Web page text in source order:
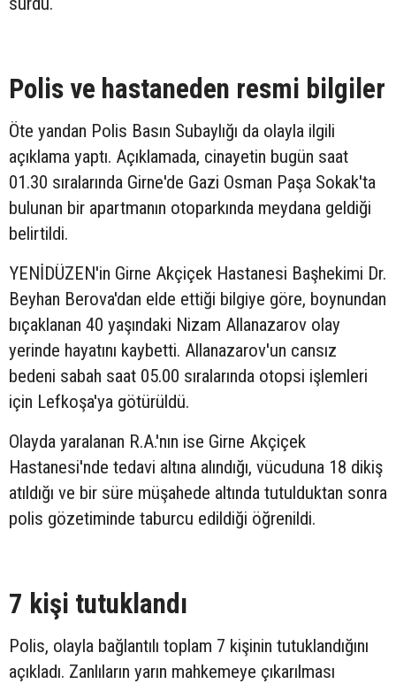
Polis ve hastaneden resmi bilgiler
Öte yandan Polis Basın Subaylığı da olayla ilgili
açıklama yaptı. Açıklamada, cinayetin bugün saat
01.30 sıralarında Girne'de Gazi Osman Paşa Sokak'ta
bulunan bir apartmanın otoparkında meydana geldiği
belirtildi.
YENİDÜZEN'in Girne Akçiçek Hastanesi Başhekimi Dr.
Beyhan Berova'dan elde ettiği bilgiye göre, boynundan
bıçaklanan 40 yaşındaki Nizam Allanazarov olay
yerinde hayatını kaybetti. Allanazarov'un cansız
bedeni sabah saat 05.00 sıralarında otopsi işlemleri
için Lefkoşa'ya götürüldü.
Olayda yaralanan R.A.'nın ise Girne Akçiçek
Hastanesi'nde tedavi altına alındığı, vücuduna 18 dikiş
atıldığı ve bir süre müşahede altında tutulduktan sonra
polis gözetiminde taburcu edildiği öğrenildi.
7 kişi tutuklandı
Polis, olayla bağlantılı toplam 7 kişinin tutuklandığını
açıkladı. Zanlıların yarın mahkemeye çıkarılması